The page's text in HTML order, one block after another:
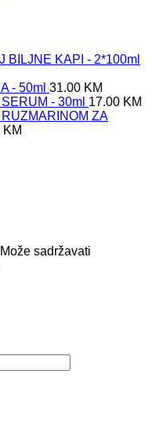
BILJNE KAPI - 2*100ml
- 50ml 31.00 KM
- 30ml 17.00 KM
ZA
KM
sadržavati